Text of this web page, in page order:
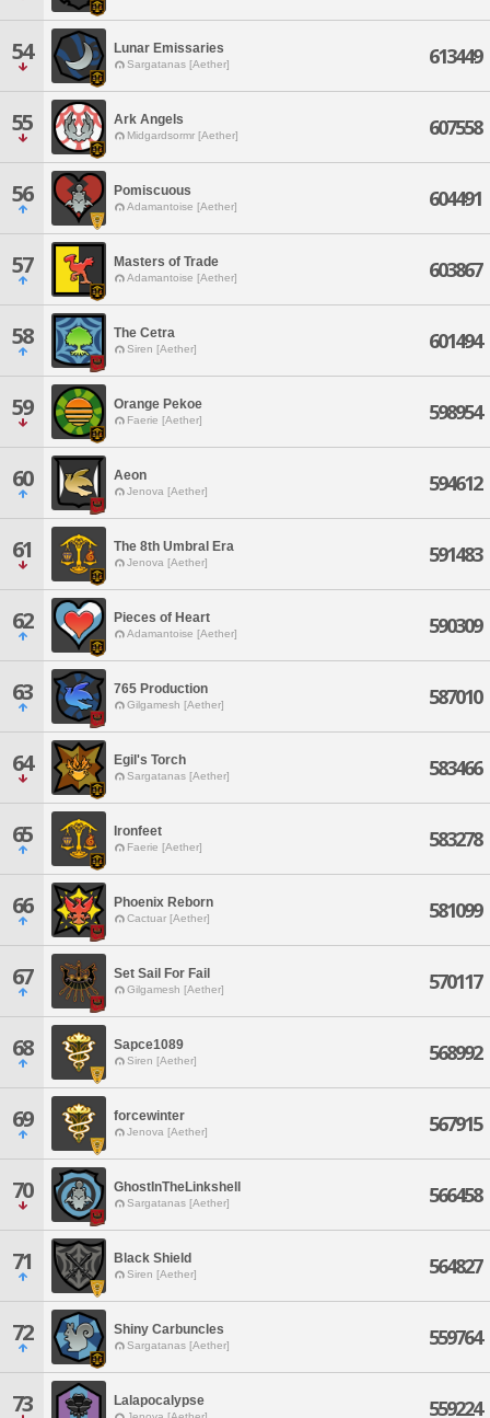
54 Lunar Emissaries
Sargatanas [Aether] 613449
55 Ark Angels
Midgardsormr [Aether] 607558
56 Pomiscuous
Adamantoise [Aether] 604491
57 Masters of Trade
Adamantoise [Aether] 603867
58 The Cetra
Siren [Aether] 601494
59 Orange Pekoe
Faerie [Aether] 598954
60 Aeon
Jenova [Aether] 594612
61 The 8th Umbral Era
Jenova [Aether] 591483
62 Pieces of Heart
Adamantoise [Aether] 590309
63 765 Production
Gilgamesh [Aether] 587010
64 Egil's Torch
Sargatanas [Aether] 583466
65 Ironfeet
Faerie [Aether] 583278
66 Phoenix Reborn
Cactuar [Aether] 581099
67 Set Sail For Fail
Gilgamesh [Aether] 570117
68 Sapce1089
Siren [Aether] 568992
69 forcewinter
Jenova [Aether] 567915
70 GhostInTheLinkshell
Sargatanas [Aether] 566458
71 Black Shield
Siren [Aether] 564827
72 Shiny Carbuncles
Sargatanas [Aether] 559764
73 Lalapocalypse 559224